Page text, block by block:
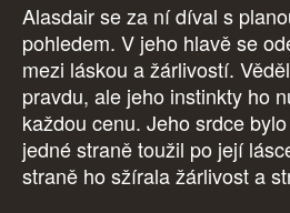
Alasdair se za ní díval s
pohledem. V jeho hlavě se
mezi láskou a žárlivostí.
pravdu, ale jeho instinkty ho
každou cenu. Jeho srdce
jedné straně toužil po její
straně ho sžírala žárlivost a